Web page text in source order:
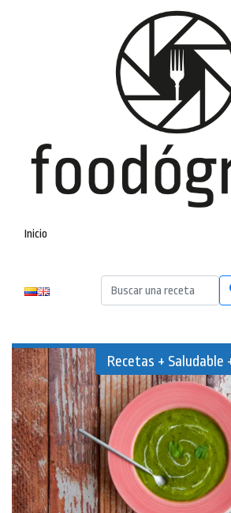
Inicio
Recetas + Saludable